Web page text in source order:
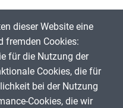
aus dem Bild oben ein,
und Kleinschreibung.
Zeichenfolge aus dem Bild
dieser Website eine
fremden Cookies:
für die Nutzung der
Cookies, die für
bei der Nutzung
Cookies, die wir